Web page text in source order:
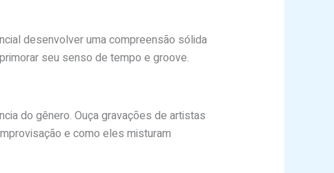
desenvolver uma compreensão sólida
seu senso de tempo e groove.
do gênero. Ouça gravações de artistas
e como eles misturam